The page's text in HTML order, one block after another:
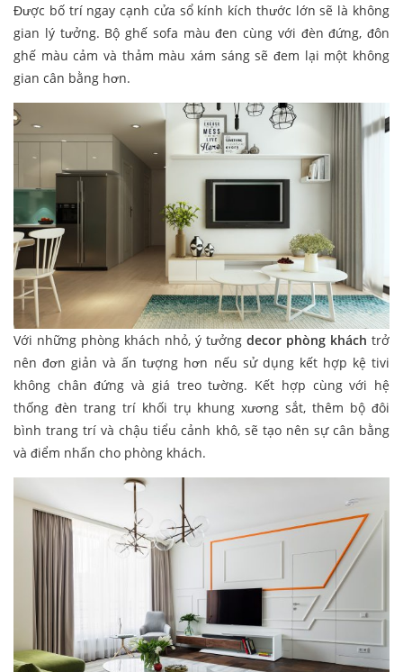
Được bố trí ngay cạnh cửa sổ kính kích thước lớn sẽ là không
gian lý tưởng. Bộ ghế sofa màu đen cùng với đèn đứng, đôn
ghế màu cảm và thảm màu xám sáng sẽ đem lại một không
gian cân bằng hơn.
Với những phòng khách nhỏ, ý tưởng decor phòng khách trở
nên đơn giản và ấn tượng hơn nếu sử dụng kết hợp kệ tivi
không chân đứng và giá treo tường. Kết hợp cùng với hệ
thống đèn trang trí khối trụ khung xương sắt, thêm bộ đôi
bình trang trí và chậu tiểu cảnh khô, sẽ tạo nên sự cân bằng
và điểm nhấn cho phòng khách.